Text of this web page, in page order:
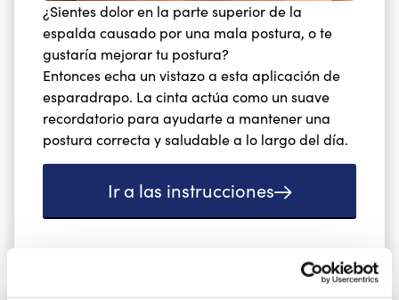
¿Sientes dolor en la parte superior de la
espalda causado por una mala postura, o te
gustaría mejorar tu postura?
Entonces echa un vistazo a esta aplicación de
esparadrapo. La cinta actúa como un suave
recordatorio para ayudarte a mantener una
postura correcta y saludable a lo largo del día.
Ir a las instrucciones